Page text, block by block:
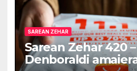
SAREAN ZEHAR
Sarean Zehar 420 –
Denboraldi